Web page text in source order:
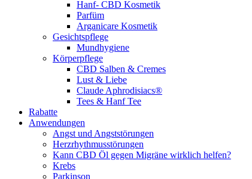
Hanf- CBD Kosmetik
Parfüm
Arganicare Kosmetik
Gesichtspflege
Mundhygiene
Körperpflege
CBD Salben & Cremes
Lust & Liebe
Claude Aphrodisiacs®
Tees & Hanf Tee
Rabatte
Anwendungen
Angst und Angststörungen
Herzrhythmusstörungen
Kann CBD Öl gegen Migräne wirklich helfen?
Krebs
Parkinson